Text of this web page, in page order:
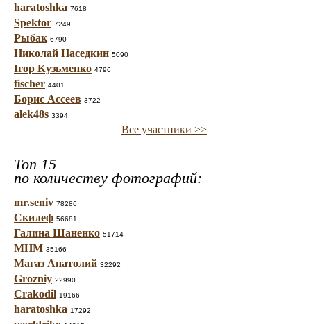
haratoshka 7618
Spektor 7249
Рыбак 6790
Николай Наседкин 5090
Ігор Кузьменко 4796
fischer 4401
Борис Ассеев 3722
alek48s 3394
Все участники >>
Топ 15
по количеству фотографий:
mr.seniv 78286
Скилеф 56681
Галина Шаненко 51714
МНМ 35166
Магаз Анатолий 32292
Grozniy 22990
Crakodil 19166
haratoshka 17292